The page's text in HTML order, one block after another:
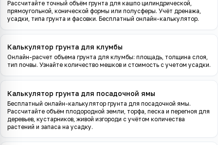
Рассчитайте точный объём грунта для кашпо цилиндрической,
прямоугольной, конической формы или полусферы. Учёт дренажа,
усадки, типа грунта и фасовки. Бесплатный онлайн-калькулятор.
Калькулятор грунта для клумбы
Онлайн-расчет объема грунта для клумбы: площадь, толщина слоя,
тип почвы. Узнайте количество мешков и стоимость с учетом усадки.
Калькулятор грунта для посадочной ямы
Бесплатный онлайн-калькулятор грунта для посадочной ямы.
Рассчитайте объём плодородной земли, торфа, песка и перегноя для
деревьев, кустарников, живой изгороди с учётом количества
растений и запаса на усадку.